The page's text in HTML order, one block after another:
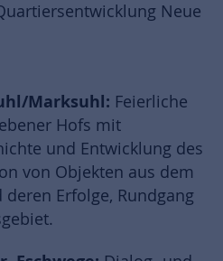
Neue
Marksuhl: Feierliche
Hofs mit
und Entwicklung des
von Objekten aus dem
Erfolge, Rundgang